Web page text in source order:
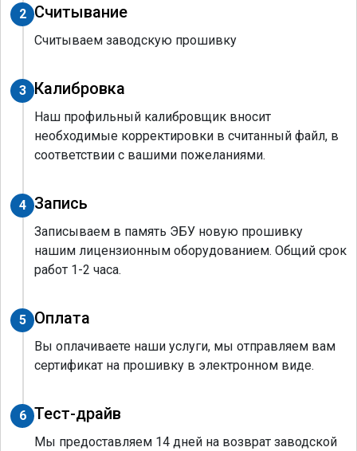
2 Считывание
Считываем заводскую прошивку
3 Калибровка
Наш профильный калибровщик вносит
необходимые корректировки в считанный файл, в
соответствии с вашими пожеланиями.
4 Запись
Записываем в память ЭБУ новую прошивку
нашим лицензионным оборудованием. Общий срок
работ 1-2 часа.
5 Оплата
Вы оплачиваете наши услуги, мы отправляем вам
сертификат на прошивку в электронном виде.
6 Тест-драйв
Мы предоставляем 14 дней на возврат заводской